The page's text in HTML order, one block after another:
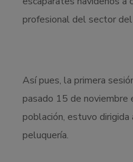
profesional del sector del
Así pues, la primera
pasado 15 de noviembre
población, estuvo
peluquería.